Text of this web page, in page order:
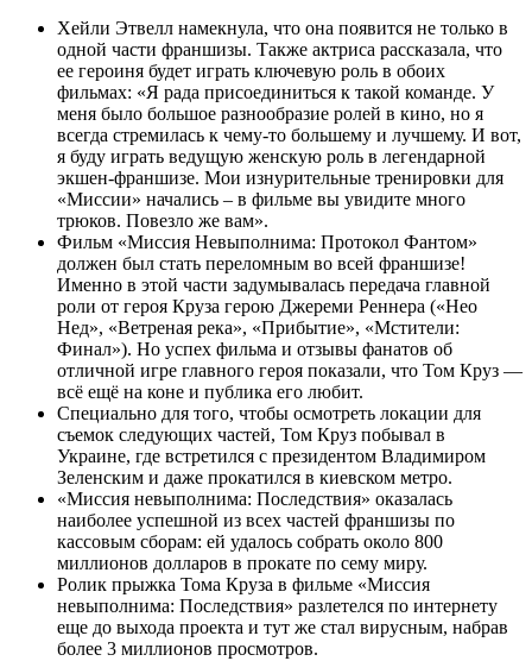
Хейли Этвелл намекнула, что она появится не только в
одной части франшизы. Также актриса рассказала, что
ее героиня будет играть ключевую роль в обоих
фильмах: «Я рада присоединиться к такой команде. У
меня было большое разнообразие ролей в кино, но я
всегда стремилась к чему-то большему и лучшему. И вот,
я буду играть ведущую женскую роль в легендарной
экшен-франшизе. Мои изнурительные тренировки для
«Миссии» начались – в фильме вы увидите много
трюков. Повезло же вам».
Фильм «Миссия Невыполнима: Протокол Фантом»
должен был стать переломным во всей франшизе!
Именно в этой части задумывалась передача главной
роли от героя Круза герою Джереми Реннера («Нео
Нед», «Ветреная река», «Прибытие», «Мстители:
Финал»). Но успех фильма и отзывы фанатов об
отличной игре главного героя показали, что Том Круз —
всё ещё на коне и публика его любит.
Специально для того, чтобы осмотреть локации для
съемок следующих частей, Том Круз побывал в
Украине, где встретился с президентом Владимиром
Зеленским и даже прокатился в киевском метро.
«Миссия невыполнима: Последствия» оказалась
наиболее успешной из всех частей франшизы по
кассовым сборам: ей удалось собрать около 800
миллионов долларов в прокате по сему миру.
Ролик прыжка Тома Круза в фильме «Миссия
невыполнима: Последствия» разлетелся по интернету
еще до выхода проекта и тут же стал вирусным, набрав
более 3 миллионов просмотров.